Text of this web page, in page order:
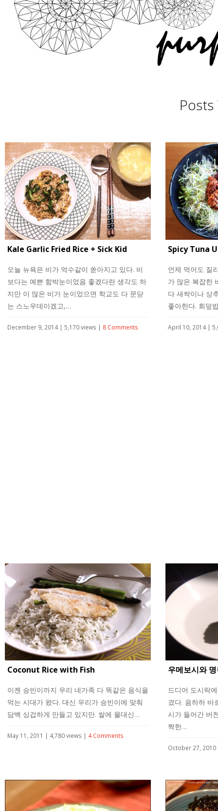
Posts
Kale Garlic Fried Rice + Sick Kid
오늘 뉴욕은 비가 억수같이 쏟아지고 있다. 비
보다는 예쁜 함박눈이었음 좋겠다란 생각도 하
지만 이 많은 비가 눈이었으면 학교도 다 문닫
는 스노우데이겠고,…
December 9, 2014 | 5,170 views | 8 Comments
Spicy Tuna
언제 먹어도 질
가 많은 복잡한
다 새싹이나 상
좋아한다. 회덮
April 10, 2014 |
Coconut Rice with Fish
이젠 승빈이까지 우리 네가족 다 똑같은 음식을
먹는 시대가 왔다. 대신 우리가 승빈이에 맞춰
담백 싱겁하게 만들고 있지만. 쌀에 물대신…
May 11, 2011 | 4,780 views | 4 Comments
우메보시와
드디어 도시락
겼다. 음하하 바
시가 들어간 버
짝한…
October 27,